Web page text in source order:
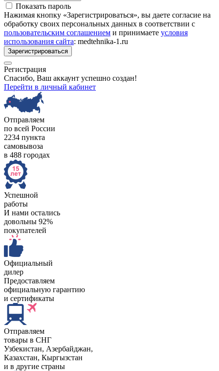
Показать пароль
Нажимая кнопку «Зарегистрироваться», вы даете согласие на
обработку своих персональных данных в соответствии с
пользовательским соглашением и принимаете условия
использования сайта: medtehnika-1.ru
Зарегистрироваться
Регистрация
Спасибо, Ваш аккаунт успешно создан!
Перейти в личный кабинет
Отправляем
по всей России
2234 пункта
самовывоза
в 488 городах
Успешной
работы
И нами остались
довольны 92%
покупателей
Официальный
дилер
Предоставляем
официальную гарантию
и сертификаты
Отправляем
товары в СНГ
Узбекистан, Aзербайджан,
Казахстан, Кыргызстан
и в другие страны